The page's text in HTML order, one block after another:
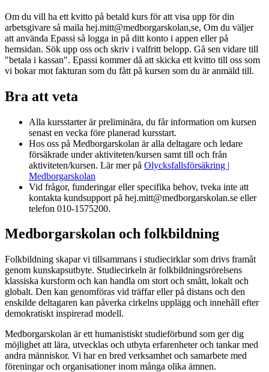
Om du vill ha ett kvitto på betald kurs för att visa upp för din
arbetsgivare så maila hej.mitt@medborgarskolan,se, Om du väljer
att använda Epassi så logga in på ditt konto i appen eller på
hemsidan. Sök upp oss och skriv i valfritt belopp. Gå sen vidare till
"betala i kassan". Epassi kommer då att skicka ett kvitto till oss som
vi bokar mot fakturan som du fått på kursen som du är anmäld till.
Bra att veta
Alla kursstarter är preliminära, du får information om kursen
senast en vecka före planerad kursstart.
Hos oss på Medborgarskolan är alla deltagare och ledare
försäkrade under aktiviteten/kursen samt till och från
aktiviteten/kursen. Lär mer på Olycksfallsförsäkring |
Medborgarskolan
Vid frågor, funderingar eller specifika behov, tveka inte att
kontakta kundsupport på hej.mitt@medborgarskolan.se eller
telefon 010-1575200.
Medborgarskolan och folkbildning
Folkbildning skapar vi tillsammans i studiecirklar som drivs framåt
genom kunskapsutbyte. Studiecirkeln är folkbildningsrörelsens
klassiska kursform och kan handla om stort och smått, lokalt och
globalt. Den kan genomföras vid träffar eller på distans och den
enskilde deltagaren kan påverka cirkelns upplägg och innehåll efter
demokratiskt inspirerad modell.
Medborgarskolan är ett humanistiskt studieförbund som ger dig
möjlighet att lära, utvecklas och utbyta erfarenheter och tankar med
andra människor. Vi har en bred verksamhet och samarbete med
föreningar och organisationer inom många olika ämnen.